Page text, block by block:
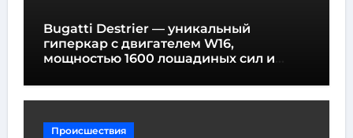
Bugatti Destrier — уникальный
гиперкар с двигателем W16,
мощностью 1600 лошадиных сил и
Происшествия